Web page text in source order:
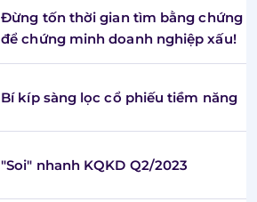
Đừng tốn thời gian tìm bằng chứng
để chứng minh doanh nghiệp xấu!
Bí kíp sàng lọc cổ phiếu tiềm năng
"Soi" nhanh KQKD Q2/2023